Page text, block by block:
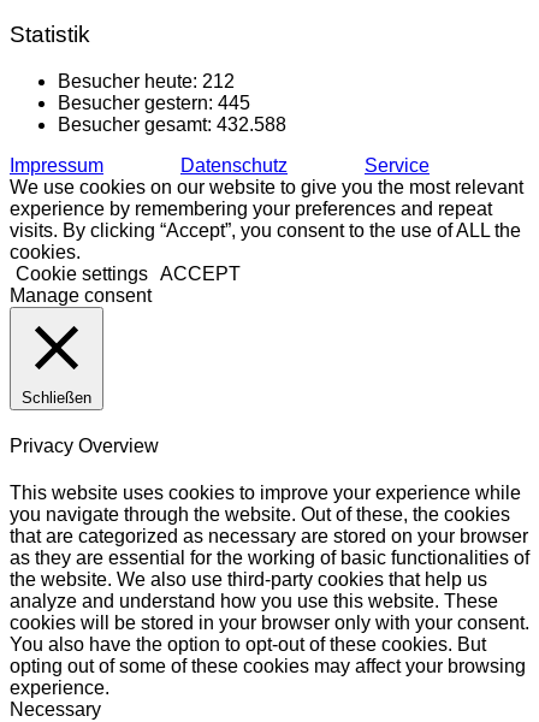
Statistik
Besucher heute: 212
Besucher gestern: 445
Besucher gesamt: 432.588
Impressum
Datenschutz
Service
We use cookies on our website to give you the most relevant
experience by remembering your preferences and repeat
visits. By clicking “Accept”, you consent to the use of ALL the
cookies.
Cookie settings ACCEPT
Manage consent
Schließen
Privacy Overview
This website uses cookies to improve your experience while
you navigate through the website. Out of these, the cookies
that are categorized as necessary are stored on your browser
as they are essential for the working of basic functionalities of
the website. We also use third-party cookies that help us
analyze and understand how you use this website. These
cookies will be stored in your browser only with your consent.
You also have the option to opt-out of these cookies. But
opting out of some of these cookies may affect your browsing
experience.
Necessary